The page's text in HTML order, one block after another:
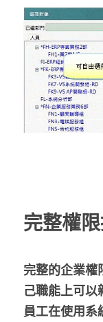
完整權
完整的企業權
己職能上可以
員工在使用系